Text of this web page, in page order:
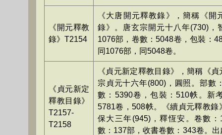
《開元釋教
錄》T2154
《大唐開元釋教錄》，簡稱《開
錄》。唐玄宗開元十八年(730)，
1076部，卷數：5048卷，包裝：
同1076部，同5048卷。
《貞元新定
釋教目錄》
T2157-
T2158
《貞元新定釋教目錄》，簡稱《
宗貞元十六年(800)，圓照。部數
數：5390卷，包裝：510帙。新
5781卷，508帙。《續貞元釋教錄
保大三年(945)，釋恆安。卷數
數：137部，收書卷數：343卷。